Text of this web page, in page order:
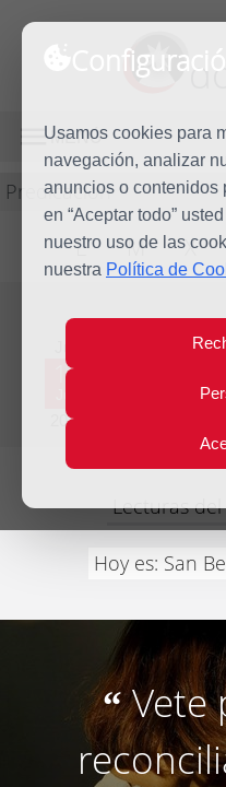
Usamos cookies para
navegación, analizar
anuncios o contenidos
en “Aceptar todo”
nuestro uso de las
nuestra Política de
MENÚ
Predicación
L M X
11
2020 Décima
Lecturas
Hoy es: San
“Vete